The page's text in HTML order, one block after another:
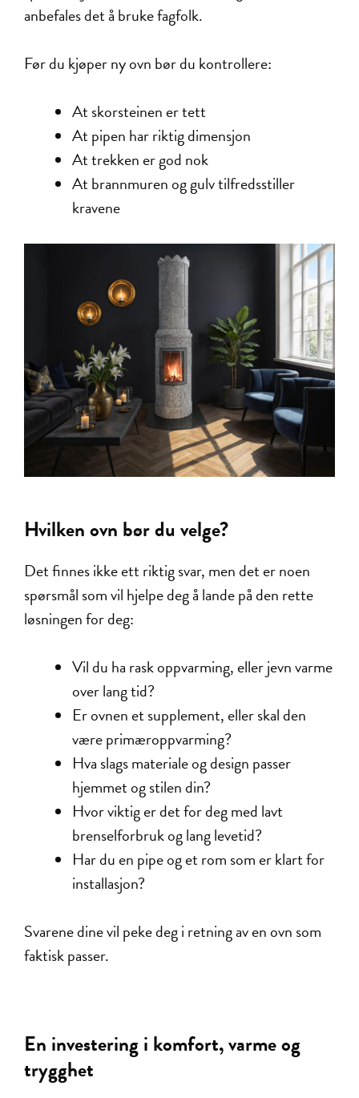
anbefales det å bruke fagfolk.
Før du kjøper ny ovn bør du kontrollere:
At skorsteinen er tett
At pipen har riktig dimensjon
At trekken er god nok
At brannmuren og gulv tilfredsstiller
kravene
Hvilken ovn bør du velge?
Det finnes ikke ett riktig svar, men det er noen
spørsmål som vil hjelpe deg å lande på den rette
løsningen for deg:
Vil du ha rask oppvarming, eller jevn varme
over lang tid?
Er ovnen et supplement, eller skal den
være primæroppvarming?
Hva slags materiale og design passer
hjemmet og stilen din?
Hvor viktig er det for deg med lavt
brenselforbruk og lang levetid?
Har du en pipe og et rom som er klart for
installasjon?
Svarene dine vil peke deg i retning av en ovn som
faktisk passer.
En investering i komfort, varme og
trygghet